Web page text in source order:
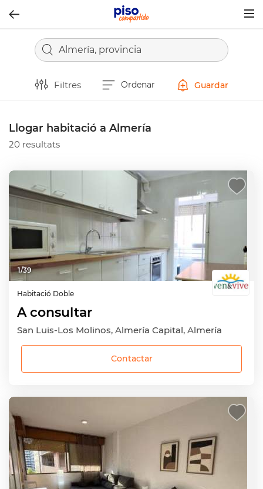
Almería, provincia
Filtres Ordenar Guardar
Llogar habitació a Almería
20 resultats
1/39
Habitació Doble
A consultar
San Luis-Los Molinos, Almería Capital, Almería
Contactar